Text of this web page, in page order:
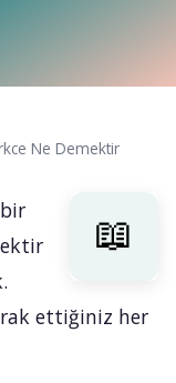
Ne Demektir
ettiğiniz her